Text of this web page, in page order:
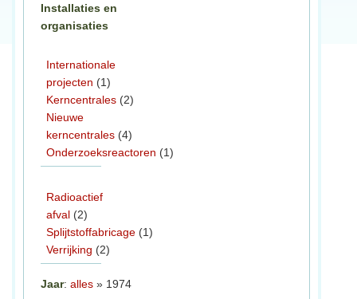
Installaties en
organisaties
Internationale
projecten (1)
Kerncentrales (2)
Nieuwe
kerncentrales (4)
Onderzoeksreactoren (1)
Radioactief
afval (2)
Splijtstoffabricage (1)
Verrijking (2)
Jaar: alles » 1974